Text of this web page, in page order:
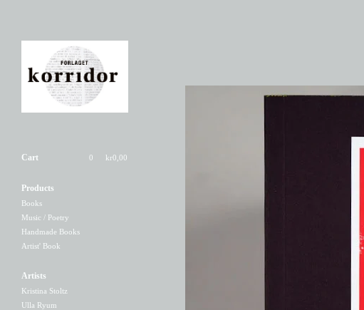
Cart 0,00
kr
0
Products
Books
Music / Poetry
Handmade Books
Artist' Book
Artists
Kristina Stoltz
Ulla Ryum